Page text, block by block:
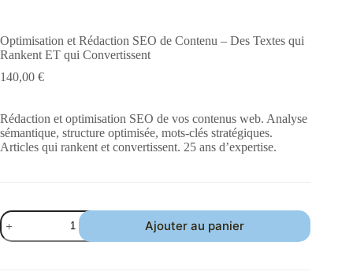
Optimisation et Rédaction SEO de Contenu – Des Textes qui
Rankent ET qui Convertissent
140,00 €
Rédaction et optimisation SEO de vos contenus web. Analyse
sémantique, structure optimisée, mots-clés stratégiques.
Articles qui rankent et convertissent. 25 ans d’expertise.
quantité
de
Optimisation
Ajouter au panier